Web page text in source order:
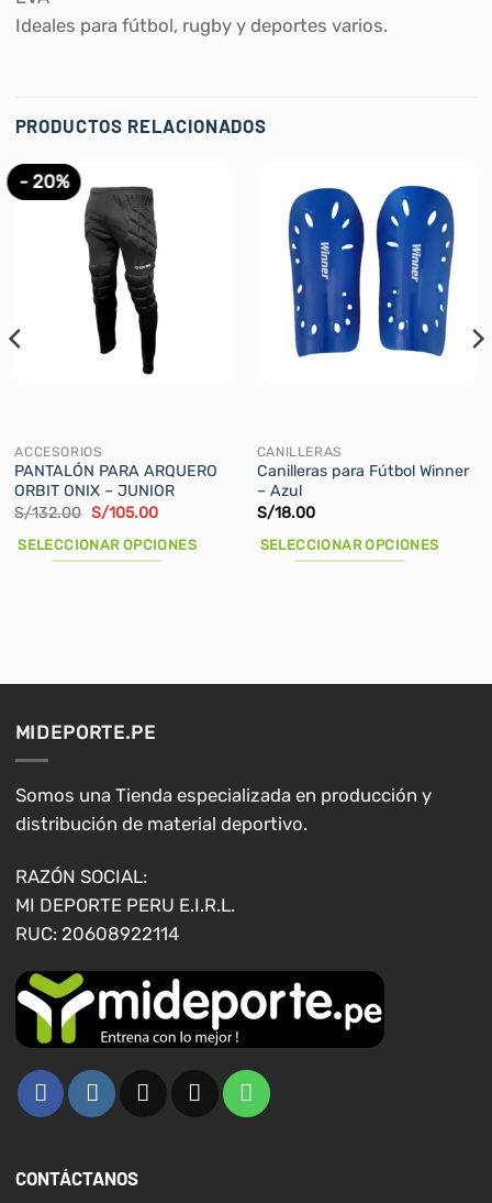
Ideales para fútbol, rugby y deportes varios.
PRODUCTOS RELACIONADOS
- 20%
ACCESORIOS
PANTALÓN PARA ARQUERO
ORBIT ONIX – JUNIOR
S/132.00 El
original
era:
S/105.00El
actual
es:
SELECCIONAR OPCIONES
se
pueden
elegir
en
página
de
producto
CANILLERAS
Canilleras para Fútbol Winner
– Azul
S/18.00
SELECCIONAR OPCIONES
elegir
en
MIDEPORTE.PE
Somos una Tienda especializada en producción y
distribución de material deportivo.
RAZÓN SOCIAL:
MI DEPORTE PERU E.I.R.L.
RUC: 20608922114
CONTÁCTANOS